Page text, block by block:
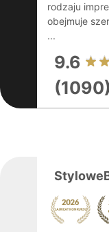
rodzaju
obejmuje
...
9.6
(1090)